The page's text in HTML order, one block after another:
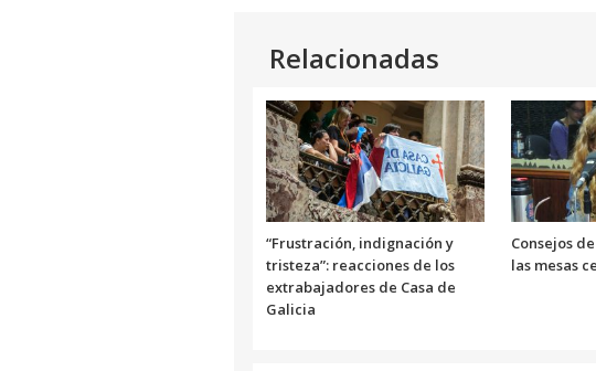
Relacionadas
“Frustración, indignación y
tristeza”: reacciones de los
extrabajadores de Casa de
Galicia
Consejos
las mesas